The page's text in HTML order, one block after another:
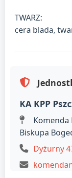
TWARZ:
cera blada,
KA KPP
Komenda
Biskupa
Dyżurny